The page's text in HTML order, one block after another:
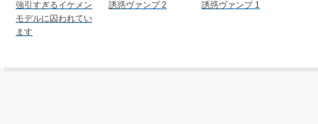
強引すぎるイケメン
モデルに囚われてい
ます
誘惑ヴァンプ 2 誘惑ヴァンプ 1